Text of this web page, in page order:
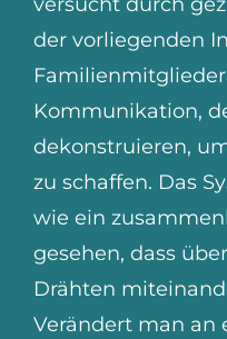
der vorliegenden
Kommunikation,
dekonstruieren,
zu schaffen. Das
wie ein
gesehen, dass
Drähten
Verändert man an